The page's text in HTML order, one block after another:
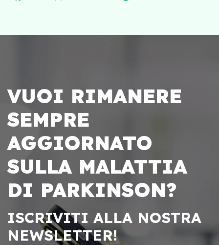
VUOI RIMANERE
SEMPRE
AGGIORNATO
SULLA MALATTIA
DI PARKINSON?
ISCRIVITI ALLA NOSTRA
NEWSLETTER!